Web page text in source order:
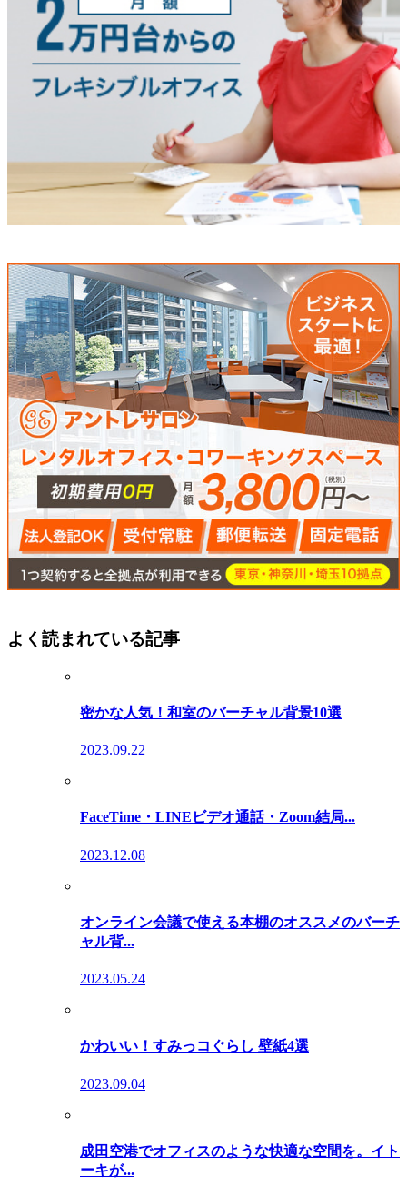
よく読まれている記事
密かな人気！和室のバーチャル背景10選
2023.09.22
FaceTime・LINEビデオ通話・Zoom結局...
2023.12.08
オンライン会議で使える本棚のオススメのバーチ
ャル背...
2023.05.24
かわいい！すみっコぐらし 壁紙4選
2023.09.04
成田空港でオフィスのような快適な空間を。イト
ーキが...